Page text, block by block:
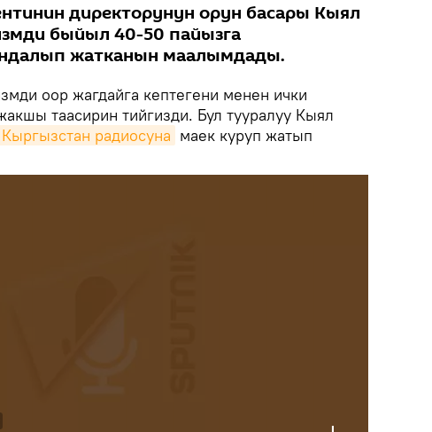
директорунун орун басары Кыял
быйыл 40-50 пайызга
жатканын маалымдады.
оор жагдайга кептегени менен ички
таасирин тийгизди. Бул тууралуу Кыял
радиосуна маек куруп жатып